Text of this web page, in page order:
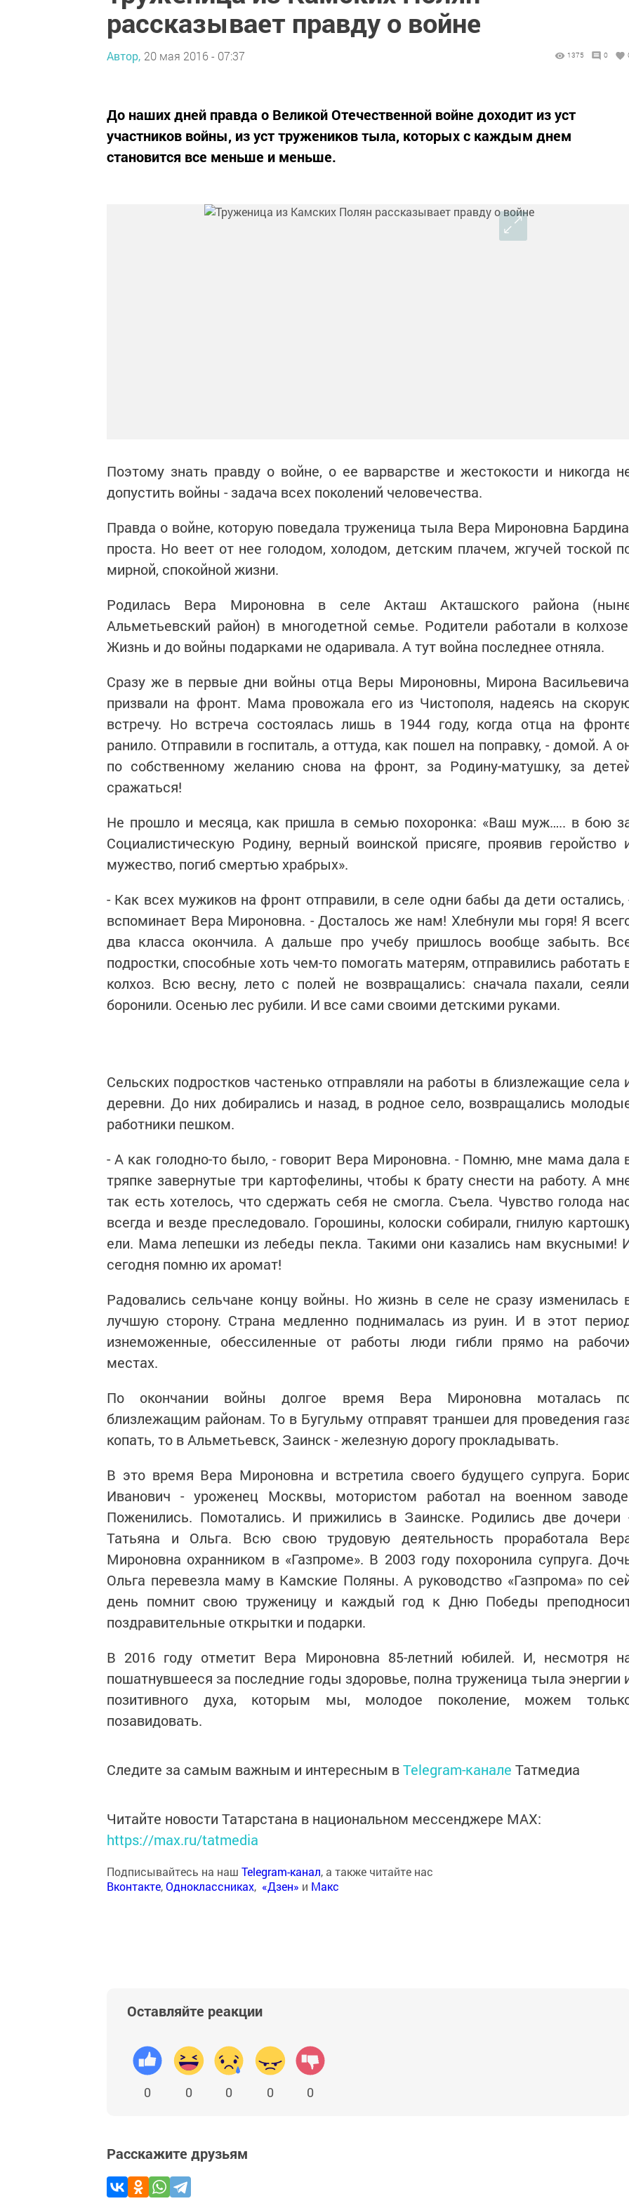
рассказывает правду о войне
Автор, 20 мая 2016 - 07:37 1375 0
До наших дней правда о Великой Отечественной войне доходит из уст
участников войны, из уст тружеников тыла, которых с каждым днем
становится все меньше и меньше.
Поэтому знать правду о войне, о ее варварстве и жестокости и никогда
допустить войны - задача всех поколений человечества.
Правда о войне, которую поведала труженица тыла Вера Мироновна
проста. Но веет от нее голодом, холодом, детским плачем, жгучей тоской
мирной, спокойной жизни.
Родилась Вера Мироновна в селе Акташ Акташского района
Альметьевский район) в многодетной семье. Родители работали в
Жизнь и до войны подарками не одаривала. А тут война последнее отняла.
Сразу же в первые дни войны отца Веры Мироновны, Мирона
призвали на фронт. Мама провожала его из Чистополя, надеясь на
встречу. Но встреча состоялась лишь в 1944 году, когда отца на
ранило. Отправили в госпиталь, а оттуда, как пошел на поправку, - домой. А
по собственному желанию снова на фронт, за Родину-матушку, за
сражаться!
Не прошло и месяца, как пришла в семью похоронка: «Ваш муж….. в бою
Социалистическую Родину, верный воинской присяге, проявив геройство
мужество, погиб смертью храбрых».
- Как всех мужиков на фронт отправили, в селе одни бабы да дети остались,
вспоминает Вера Мироновна. - Досталось же нам! Хлебнули мы горя! Я
два класса окончила. А дальше про учебу пришлось вообще забыть.
подростки, способные хоть чем-то помогать матерям, отправились работать
колхоз. Всю весну, лето с полей не возвращались: сначала пахали,
боронили. Осенью лес рубили. И все сами своими детскими руками.
Сельских подростков частенько отправляли на работы в близлежащие села
деревни. До них добирались и назад, в родное село, возвращались
работники пешком.
- А как голодно-то было, - говорит Вера Мироновна. - Помню, мне мама дала
тряпке завернутые три картофелины, чтобы к брату снести на работу. А
так есть хотелось, что сдержать себя не смогла. Съела. Чувство голода
всегда и везде преследовало. Горошины, колоски собирали, гнилую
ели. Мама лепешки из лебеды пекла. Такими они казались нам вкусными!
сегодня помню их аромат!
Радовались сельчане концу войны. Но жизнь в селе не сразу изменилась
лучшую сторону. Страна медленно поднималась из руин. И в этот
изнеможенные, обессиленные от работы люди гибли прямо на
местах.
По окончании войны долгое время Вера Мироновна моталась
близлежащим районам. То в Бугульму отправят траншеи для проведения
копать, то в Альметьевск, Заинск - железную дорогу прокладывать.
В это время Вера Мироновна и встретила своего будущего супруга.
Иванович - уроженец Москвы, мотористом работал на военном
Поженились. Помотались. И прижились в Заинске. Родились две дочери
Татьяна и Ольга. Всю свою трудовую деятельность проработала
Мироновна охранником в «Газпроме». В 2003 году похоронила супруга.
Ольга перевезла маму в Камские Поляны. А руководство «Газпрома» по
день помнит свою труженицу и каждый год к Дню Победы
поздравительные открытки и подарки.
В 2016 году отметит Вера Мироновна 85-летний юбилей. И, несмотря
пошатнувшееся за последние годы здоровье, полна труженица тыла энергии
позитивного духа, которым мы, молодое поколение, можем
позавидовать.
Следите за самым важным и интересным вTelegram-канале Татмедиа
Читайте новости Татарстана в национальном мессенджере MАХ:
https://max.ru/tatmedia
Подписывайтесь на наш Telegram-канал, а также читайте нас
Вконтакте,Одноклассниках, «Дзен» и Макс
Оставляйте реакции
0 0 0 0 0
Расскажите друзьям